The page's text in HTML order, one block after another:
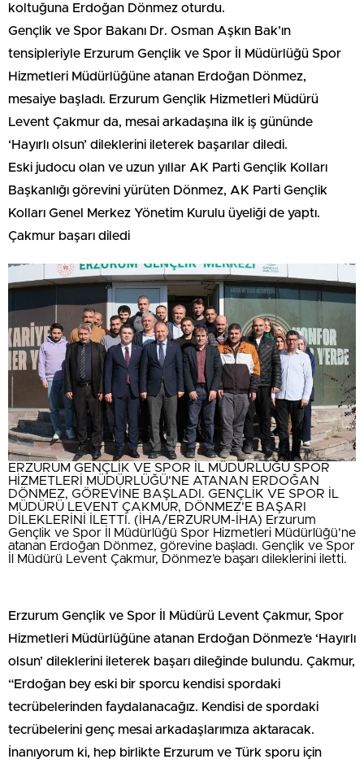
koltuğuna Erdoğan Dönmez oturdu.
Gençlik ve Spor Bakanı Dr. Osman Aşkın Bak’ın
tensipleriyle Erzurum Gençlik ve Spor İl Müdürlüğü Spor
Hizmetleri Müdürlüğüne atanan Erdoğan Dönmez,
mesaiye başladı. Erzurum Gençlik Hizmetleri Müdürü
Levent Çakmur da, mesai arkadaşına ilk iş gününde
‘Hayırlı olsun’ dileklerini ileterek başarılar diledi.
Eski judocu olan ve uzun yıllar AK Parti Gençlik Kolları
Başkanlığı görevini yürüten Dönmez, AK Parti Gençlik
Kolları Genel Merkez Yönetim Kurulu üyeliği de yaptı.
Çakmur başarı diledi
ERZURUM GENÇLİK VE SPOR İL MÜDÜRLÜĞÜ SPOR
HİZMETLERİ MÜDÜRLÜĞÜ’NE ATANAN ERDOĞAN
DÖNMEZ, GÖREVİNE BAŞLADI. GENÇLİK VE SPOR İL
MÜDÜRÜ LEVENT ÇAKMUR, DÖNMEZ’E BAŞARI
DİLEKLERİNİ İLETTİ. (İHA/ERZURUM-İHA) Erzurum
Gençlik ve Spor İl Müdürlüğü Spor Hizmetleri Müdürlüğü’ne
atanan Erdoğan Dönmez, görevine başladı. Gençlik ve Spor
İl Müdürü Levent Çakmur, Dönmez’e başarı dileklerini iletti.
Erzurum Gençlik ve Spor İl Müdürü Levent Çakmur, Spor
Hizmetleri Müdürlüğüne atanan Erdoğan Dönmez’e ‘Hayırlı
olsun’ dileklerini ileterek başarı dileğinde bulundu. Çakmur,
“Erdoğan bey eski bir sporcu kendisi spordaki
tecrübelerinden faydalanacağız. Kendisi de spordaki
tecrübelerini genç mesai arkadaşlarımıza aktaracak.
İnanıyorum ki, hep birlikte Erzurum ve Türk sporu için